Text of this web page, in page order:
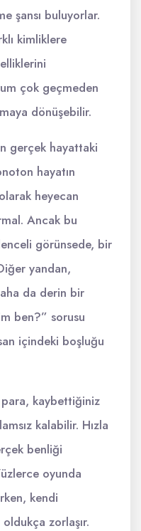
şansı buluyorlar.
kimliklere
çok geçmeden
dönüşebilir.
gerçek hayattaki
hayatın
heyecan
Ancak bu
görünsede, bir
yandan,
da derin bir
ben?” sorusu
içindeki boşluğu
para, kaybettiğiniz
kalabilir. Hızla
benliği
oyunda
kendi
zorlaşır.